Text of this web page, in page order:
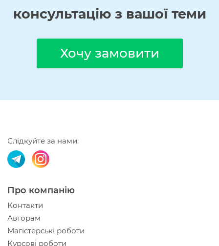
консультацію з вашої теми
Хочу замовити
Слідкуйте за нами:
Про компанію
Контакти
Авторам
Магістерські роботи
Курсові роботи